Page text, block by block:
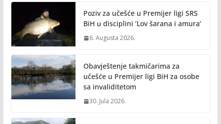
o
k
n
k
Poziv za učešće u Premijer ligi SRS
BiH u disciplini ‘Lov šarana i amura’
6. Augusta 2026.
Obavještenje takmičarima za
učešće u Premijer ligi BiH za osobe
sa invaliditetom
30. Jula 2026.